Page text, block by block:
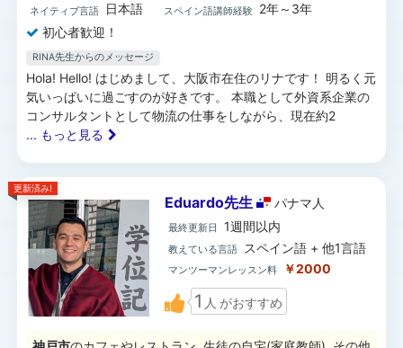
ネイティブ言語 日本語 スペイン語講師経験
2年～3年
初心者歓迎！
RINA先生からのメッセージ
Hola! Hello! はじめまして、大阪市在住のリナです！ 明るく元
気いっぱいに過ごすのが好きです。 本職として外資系企業の
コンサルタントとして物流の仕事をしながら、現在約2
... もっと見る
更新済み!
Eduardo先生 パナマ 人
最終更新日 1週間以内
教えている言語 スペイン語 + 他1言語
マンツーマンレッスン料 ￥2000
1 人 がおすすめ